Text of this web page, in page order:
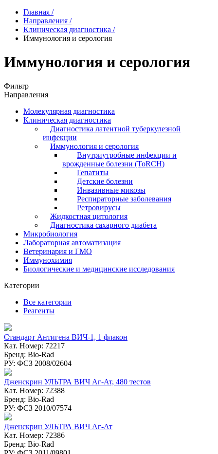
Главная /
Направления /
Клиническая диагностика /
Иммунология и серология
Иммунология и серология
Фильтр
Направления
Молекулярная диагностика
Клиническая диагностика
Диагностика латентной туберкулезной
инфекции
Иммунология и серология
Внутриутробные инфекции и
врожденные болезни (ToRCH)
Гепатиты
Детские болезни
Инвазивные микозы
Респираторные заболевания
Ретровирусы
Жидкостная цитология
Диагностика сахарного диабета
Микробиология
Лабораторная автоматизация
Ветеринария и ГМО
Иммунохимия
Биологические и медицинские исследования
Категории
Все категории
Реагенты
Стандарт Антигена ВИЧ-1, 1 флакон
Кат. Номер: 72217
Бренд: Bio-Rad
РУ: ФСЗ 2008/02604
Дженскрин УЛЬТРА ВИЧ Аг-Ат, 480 тестов
Кат. Номер: 72388
Бренд: Bio-Rad
РУ: ФСЗ 2010/07574
Дженскрин УЛЬТРА ВИЧ Аг-Ат
Кат. Номер: 72386
Бренд: Bio-Rad